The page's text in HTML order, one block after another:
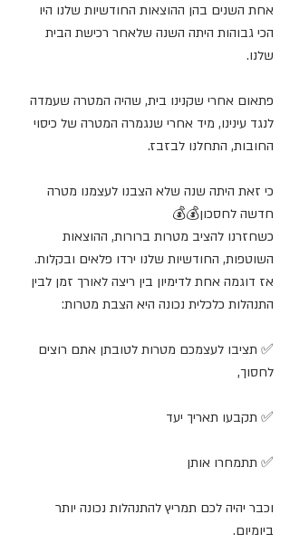
אחת השנים בהן ההוצאות החודשיות שלנו היו
הכי גבוהות היתה השנה שלאחר רכישת הבית
שלנו.
פתאום אחרי שקנינו בית, שהיה המטרה שעמדה
לנגד עינינו, מיד אחרי שנגמרה המטרה של כיסוי
החובות, התחלנו לבזבז.
כי זאת היתה שנה שלא הצבנו לעצמנו מטרה
חדשה לחסכון💰💰
כשחזרנו להציב מטרות ברורות, ההוצאות
השוטפות, החודשיות שלנו ירדו פלאים ובקלות.
אז דוגמה אחת לדימיון בין ריצה לאורך זמן לבין
התנהלות כלכלית נכונה היא הצבת מטרות:
✅ תציבו לעצמכם מטרות לטובתן אתם רוצים
לחסוך,
✅ תקבעו תאריך יעד
✅ תתמחרו אותן
וכבר יהיה לכם תמריץ להתנהלות נכונה יותר
ביומיום.